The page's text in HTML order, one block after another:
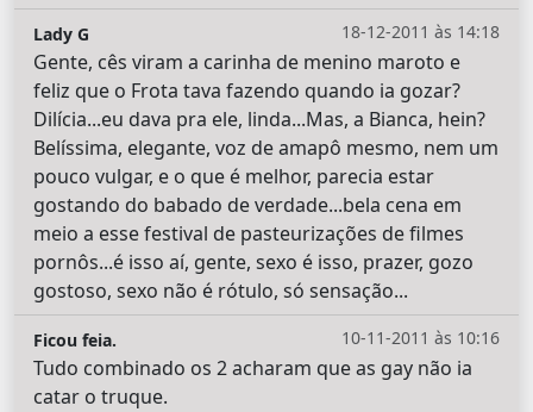
18-12-2011 às 14:18
Lady G
Gente, cês viram a carinha de menino maroto e
feliz que o Frota tava fazendo quando ia gozar?
Dilícia...eu dava pra ele, linda...Mas, a Bianca, hein?
Belíssima, elegante, voz de amapô mesmo, nem um
pouco vulgar, e o que é melhor, parecia estar
gostando do babado de verdade...bela cena em
meio a esse festival de pasteurizações de filmes
pornôs...é isso aí, gente, sexo é isso, prazer, gozo
gostoso, sexo não é rótulo, só sensação...
10-11-2011 às 10:16
Ficou feia.
Tudo combinado os 2 acharam que as gay não ia
catar o truque.